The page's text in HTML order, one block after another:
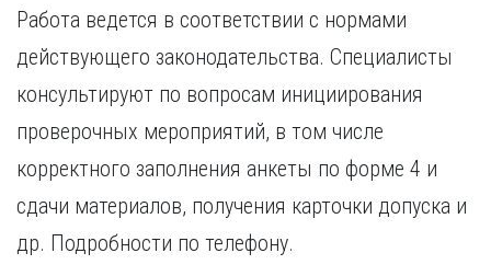
Работа ведется в соответствии с нормами
действующего законодательства. Специалисты
консультируют по вопросам инициирования
проверочных мероприятий, в том числе
корректного заполнения анкеты по форме 4 и
сдачи материалов, получения карточки допуска и
др. Подробности по телефону.